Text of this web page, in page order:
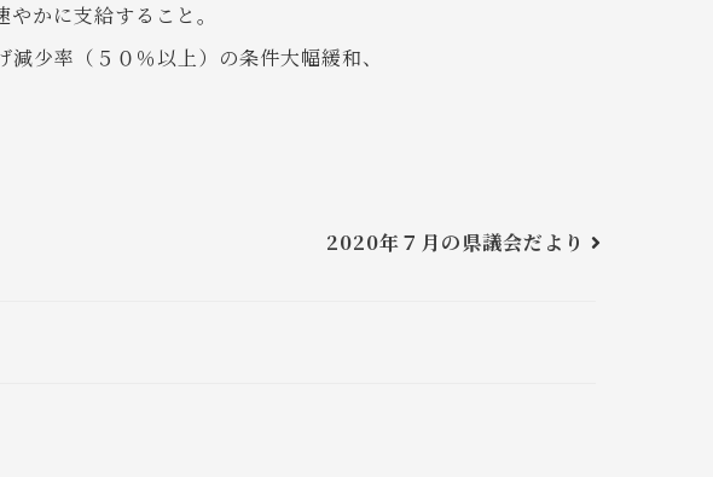
かに支給すること。
少率（５０％以上）の条件大幅緩和、
2020年７月の県議会だより